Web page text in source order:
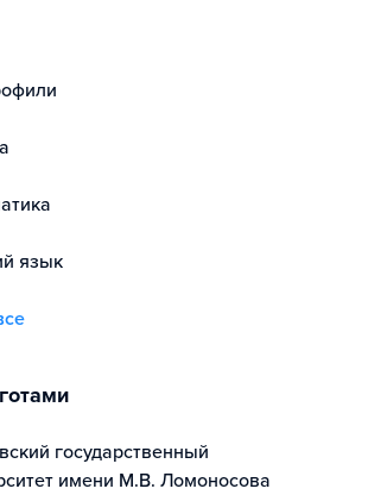
язык
имени М.В. Ломоносова